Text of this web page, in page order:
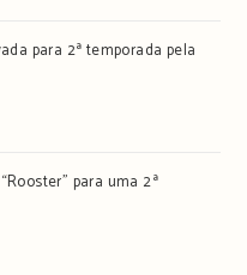
para 2ª temporada pela
para uma 2ª